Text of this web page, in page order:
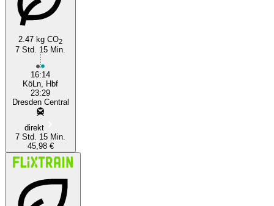
2.47 kg CO2
7 Std. 15 Min.
16:14
KöLn, Hbf
23:29
Dresden Central
direkt
7 Std. 15 Min.
45,98 €